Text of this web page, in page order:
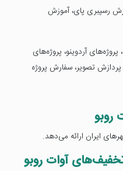
رسپبری پای، آموزش
پروژه‌های آردوینو، پروژه‌های
پردازش تصویر، سفارش پروژه
روبو
ایران ارائه می‌دهد.
آوات روبو